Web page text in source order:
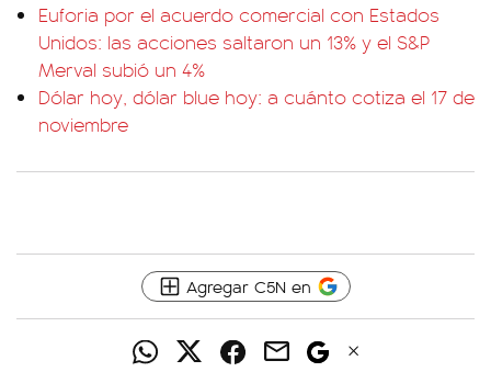
Euforia por el acuerdo comercial con Estados
Unidos: las acciones saltaron un 13% y el S&P
Merval subió un 4%
Dólar hoy, dólar blue hoy: a cuánto cotiza el 17 de
noviembre
Agregar C5N en